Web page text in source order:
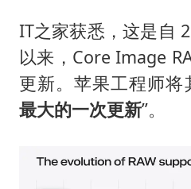
上海
“还不
IT之家获悉，这是自
以来，Core Image
更新。苹果工程师将
最大的一次更新”。